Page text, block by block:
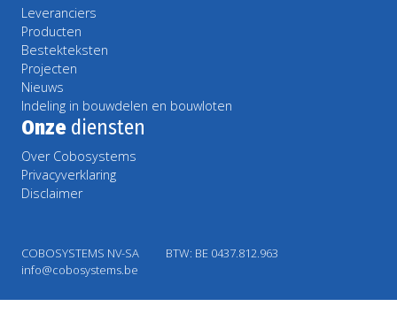
Leveranciers
Producten
Bestekteksten
Projecten
Nieuws
Indeling in bouwdelen en bouwloten
Onze diensten
Over Cobosystems
Privacyverklaring
Disclaimer
COBOSYSTEMS NV-SA
BTW: BE 0437.812.963
info@cobosystems.be